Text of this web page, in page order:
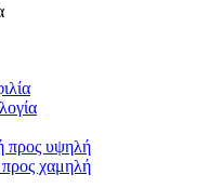
Sorted
προς υψηλή
χαμηλή